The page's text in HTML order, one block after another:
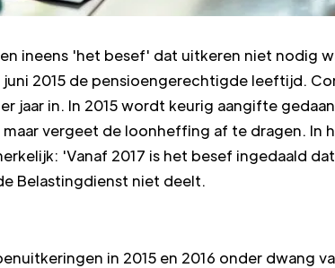
ineens 'het besef' dat uitkeren niet nodig
2015 de pensioengerechtigde leeftijd.
jaar in. In 2015 wordt keurig aangifte
vergeet de loonheffing af te dragen. In
'Vanaf 2017 is het besef ingedaald
Belastingdienst niet deelt.
in 2015 en 2016 onder dwang